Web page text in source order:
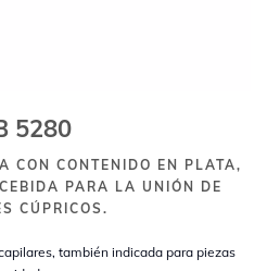
5280
CON CONTENIDO EN PLATA,
PARA LA UNIÓN DE
CÚPRICOS.
también indicada para piezas